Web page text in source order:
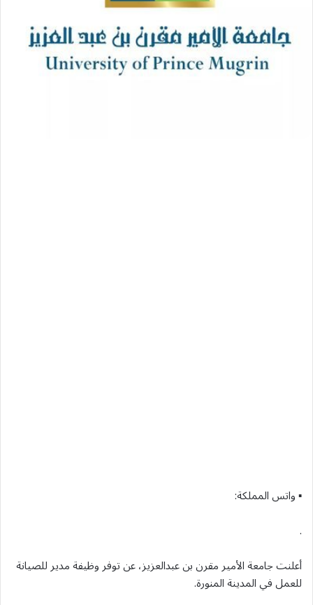
▪︎ واتس المملكة:
.
أعلنت جامعة الأمير مقرن بن عبدالعزيز، عن توفر وظيفة مدير للصيانة
للعمل في المدينة المنورة.